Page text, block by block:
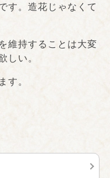
す。造花じゃなくて
維持することは大変
しい。
す。